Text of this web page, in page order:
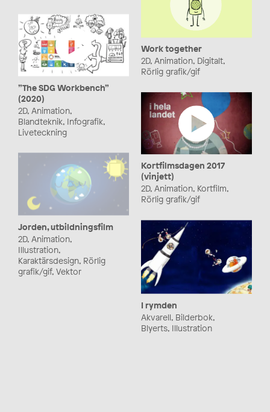
Work together
2D, Animation, Digitalt,
Rörlig grafik/gif
”The SDG Workbench”
(2020)
2D, Animation,
Blandteknik, Infografik,
Liveteckning
Kortfilmsdagen 2017
(vinjett)
2D, Animation, Kortfilm,
Rörlig grafik/gif
Jorden, utbildningsfilm
2D, Animation,
Illustration,
Karaktärsdesign, Rörlig
grafik/gif, Vektor
I rymden
Akvarell, Bilderbok,
Blyerts, Illustration